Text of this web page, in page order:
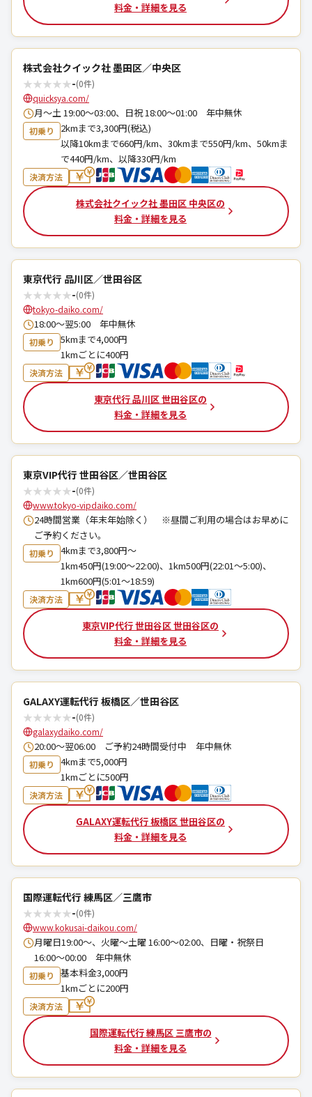
料金・詳細を見る
株式会社クイック社 墨田区／中央区
★★★★★-(0件)
quicksya.com/
月～土 19:00〜03:00、日祝 18:00〜01:00 年中無休
初乗り
2kmまで3,300円(税込)
以降10kmまで660円/km、30kmまで550円/km、50kmま
で440円/km、以降330円/km
決済方法
株式会社クイック社 墨田区 中央区の
料金・詳細を見る
東京代行 品川区／世田谷区
★★★★★-(0件)
tokyo-daiko.com/
18:00～翌5:00 年中無休
初乗り
5kmまで4,000円
1kmごとに400円
決済方法
東京代行 品川区 世田谷区の
料金・詳細を見る
東京VIP代行 世田谷区／世田谷区
★★★★★-(0件)
www.tokyo-vipdaiko.com/
24時間営業（年末年始除く） ※昼間ご利用の場合はお早めに
ご予約ください。
初乗り
4kmまで3,800円～
1km450円(19:00～22:00)、1km500円(22:01～5:00)、
1km600円(5:01～18:59)
決済方法
東京VIP代行 世田谷区 世田谷区の
料金・詳細を見る
GALAXY運転代行 板橋区／世田谷区
★★★★★-(0件)
galaxydaiko.com/
20:00～翌06:00 ご予約24時間受付中 年中無休
初乗り
4kmまで5,000円
1kmごとに500円
決済方法
GALAXY運転代行 板橋区 世田谷区の
料金・詳細を見る
国際運転代行 練馬区／三鷹市
★★★★★-(0件)
www.kokusai-daikou.com/
月曜日19:00～、火曜〜土曜 16:00〜02:00、日曜・祝祭日
16:00〜00:00 年中無休
初乗り
基本料金3,000円
1kmごとに200円
決済方法
国際運転代行 練馬区 三鷹市の
料金・詳細を見る